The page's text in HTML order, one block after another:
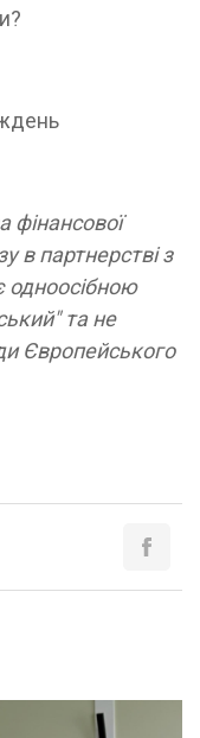
фінансової
в партнерстві з
одноосібною
та не
Європейського